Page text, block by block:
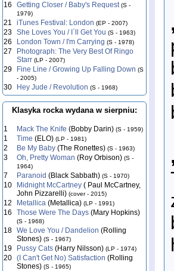
16 Getting Closer / Baby's Request (S -
1979)
21 iTunes Festival: London (EP - 2007)
23 She Loves You / I`ll Get You (S - 1963)
26 London Town / I'm Carrying (S - 1978)
27
Photograph: The Very Best Of Ringo
Starr (LP - 2007)
29 Fine Line / Growing Up Falling Down (S
- 2005)
30 Hey Jude / Revolution (S - 1968)
Klasyka rocka wydana w sierpniu:
1 Mack The Knife (Bobby Darin) (S - 1959)
1 Time (ELO) (LP - 1981)
2 Be My Baby (The Ronettes) (S - 1963)
3 Oh, Pretty Woman (Roy Orbison) (S -
1964)
7 Paranoid (Black Sabbath) (S - 1970)
10 Midnight McCartney ( Paul McCartney,
John Pizzarelli) (cover - 2015)
12 Metallica (Metallica) (LP - 1991)
16 Those Were The Days (Mary Hopkins)
(S - 1968)
18 We Love You / Dandelion (Rolling
Stones) (S - 1967)
19 Pussy Cats (Harry Nilsson) (LP - 1974)
20 (I Can't Get No) Satisfaction (Rolling
Stones) (S - 1965)